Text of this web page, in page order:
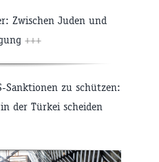
Zwischen Juden und
+++
Sanktionen zu schützen:
der Türkei scheiden